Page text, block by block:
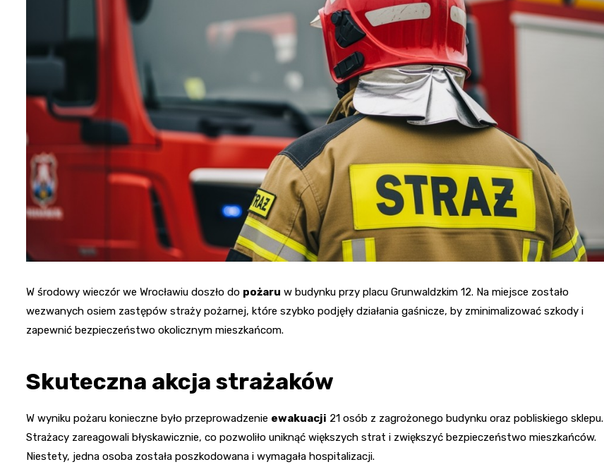
Fryzjer
W środowy wieczór we Wrocławiu doszło do pożaru w budynku przy placu Grunwaldzkim 12. Na miejsce zostało
wezwanych osiem zastępów straży pożarnej, które szybko podjęły działania gaśnicze, by zminimalizować szkody i
zapewnić bezpieczeństwo okolicznym mieszkańcom.
Skuteczna akcja strażaków
W wyniku pożaru konieczne było przeprowadzenie ewakuacji 21 osób z zagrożonego budynku oraz pobliskiego sklepu.
Strażacy zareagowali błyskawicznie, co pozwoliło uniknąć większych strat i zwiększyć bezpieczeństwo mieszkańców.
Niestety, jedna osoba została poszkodowana i wymagała hospitalizacji.